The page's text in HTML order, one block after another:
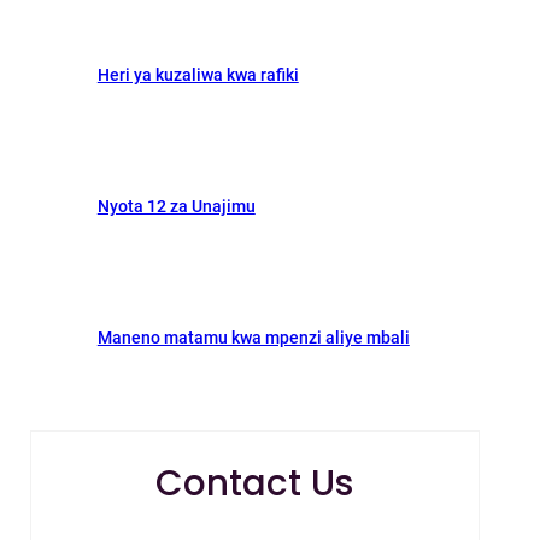
Heri ya kuzaliwa kwa rafiki
Nyota 12 za Unajimu
Maneno matamu kwa mpenzi aliye mbali
Contact Us